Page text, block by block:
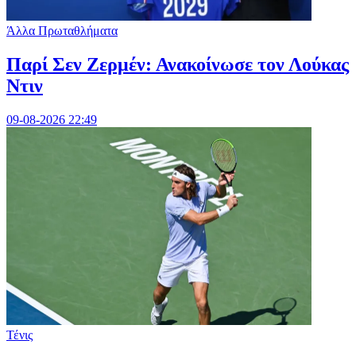
Άλλα Πρωταθλήματα
Παρί Σεν Ζερμέν: Ανακοίνωσε τον Λούκας
Ντιν
09-08-2026 22:49
Τένις